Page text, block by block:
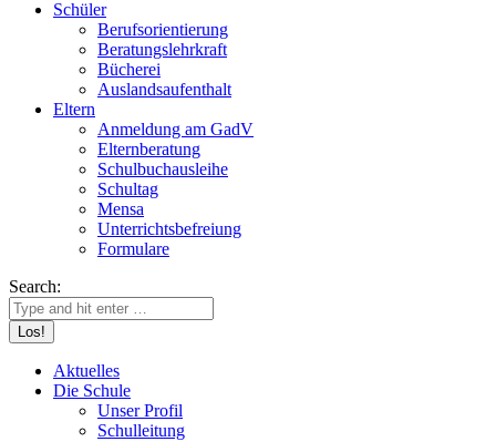
Schüler
Berufsorientierung
Beratungslehrkraft
Bücherei
Auslandsaufenthalt
Eltern
Anmeldung am GadV
Elternberatung
Schulbuchausleihe
Schultag
Mensa
Unterrichtsbefreiung
Formulare
Search:
Aktuelles
Die Schule
Unser Profil
Schulleitung